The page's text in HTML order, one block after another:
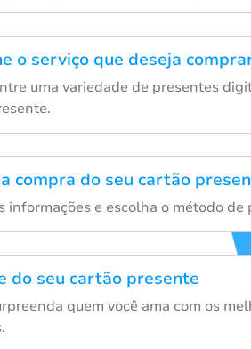
o serviço que deseja
uma variedade de presentes
compra do seu cartão
informações e escolha o método de
do seu cartão presente
quem você ama com os